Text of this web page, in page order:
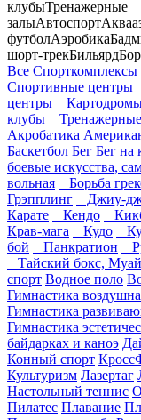
клубыТренажерные
залыАвтоспорт
футболАэробика
шорт-трекБильярд
Все Спорткомплексы
Спортивные центры
центры
клубы
Акробатика
Баскетбол Бег Бег на
боевые искусства,
вольная
Борьба
Грэпплинг
Джиу-
Карате
Кендо
Крав-мага
Кудо
бой
Панкратион
Тайский бокс,
спорт Водное поло
Гимнастика
Гимнастика
Гимнастика
байдарках и каноэ
Конный спорт
Культуризм Лазертаг
Настольный теннис
Пилатес Плавание